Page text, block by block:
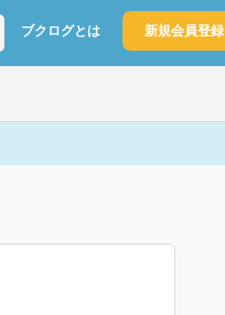
ブクログとは 新規会員登録